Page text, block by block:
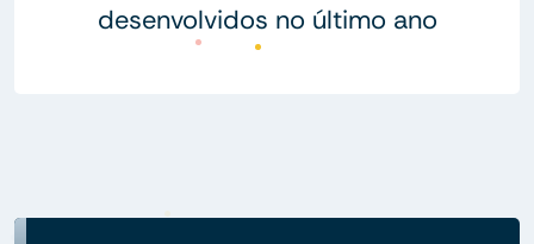
desenvolvidos no último ano